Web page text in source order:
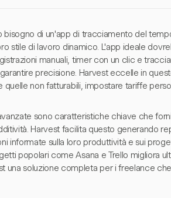
bisogno di un'app di tracciamento del
stile di lavoro dinamico. L'app ideale
manuali, timer con un clic e
precisione. Harvest eccelle in
quelle non fatturabili, impostare tariffe
sono caratteristiche chiave che
Harvest facilita questo generando
informate sulla loro produttività e sui
popolari come Asana e Trello migliora
una soluzione completa per i freelance